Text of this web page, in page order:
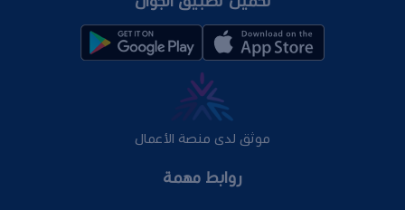
روابط مهمة
موثق لدى منصة الأعمال